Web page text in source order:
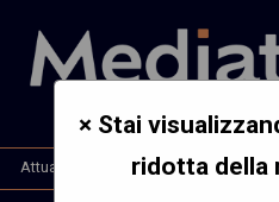
Attualità Opinioni & Analisi
× Stai
ridotta della